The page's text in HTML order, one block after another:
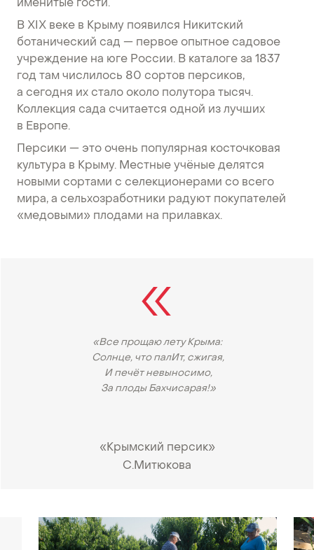
именитые гости.
В XIX веке в Крыму появился Никитский
ботанический сад — первое опытное садовое
учреждение на юге России. В каталоге за 1837
год там числилось 80 сортов персиков,
а сегодня их стало около полутора тысяч.
Коллекция сада считается одной из лучших
в Европе.
Персики — это очень популярная косточковая
культура в Крыму. Местные учёные делятся
новыми сортами с селекционерами со всего
мира, а сельхозработники радуют покупателей
«медовыми» плодами на прилавках.
«Все прощаю лету Крыма:
Солнце, что палИт, сжигая,
И печёт невыносимо,
За плоды Бахчисарая!»
«Крымский персик»
•
С.Митюкова